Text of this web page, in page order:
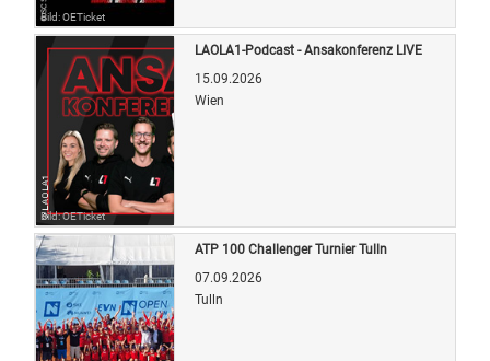
Bild: OETicket
Bild: OETicket
LAOLA1-Podcast - Ansakonferenz LIVE
15.09.2026
Wien
ATP 100 Challenger Turnier Tulln
07.09.2026
Tulln